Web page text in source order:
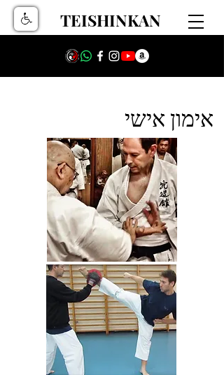
TEISHINKAN
אימון אישי